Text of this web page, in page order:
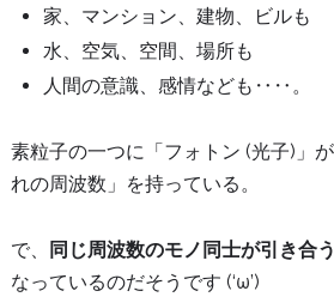
家、マンション、建物、ビルも
水、空気、空間、場所も
人間の意識、感情なども‥‥。
素粒子の一つに「フォトン (光子)」
れの周波数」を持っている。
で、 同じ周波数のモノ同士が引き合う
なっているのだそうです (‘ω’)